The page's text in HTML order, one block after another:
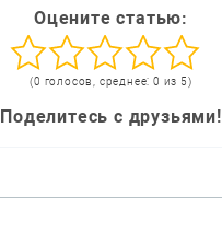
Оцените статью:
(0 голосов, среднее: 0 из 5)
Поделитесь с друзьями!